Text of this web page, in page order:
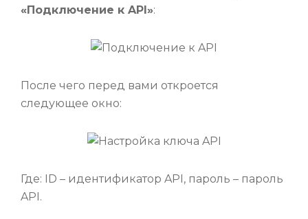
«Подключение к API»:
После чего перед вами откроется
следующее окно:
Где: ID – идентификатор API, пароль – пароль
API.